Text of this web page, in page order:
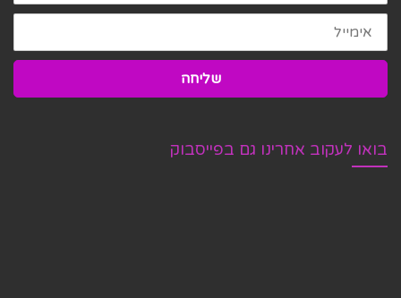
אימייל
שליחה
בואו לעקוב אחרינו גם בפייסבוק